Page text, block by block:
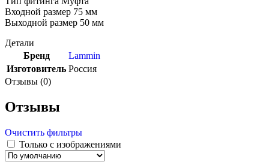
Входной размер 75 мм
Выходной размер 50 мм
Детали
Бренд
Lammin
Изготовитель Россия
Отзывы (0)
Отзывы
Очистить фильтры
Только с изображениями